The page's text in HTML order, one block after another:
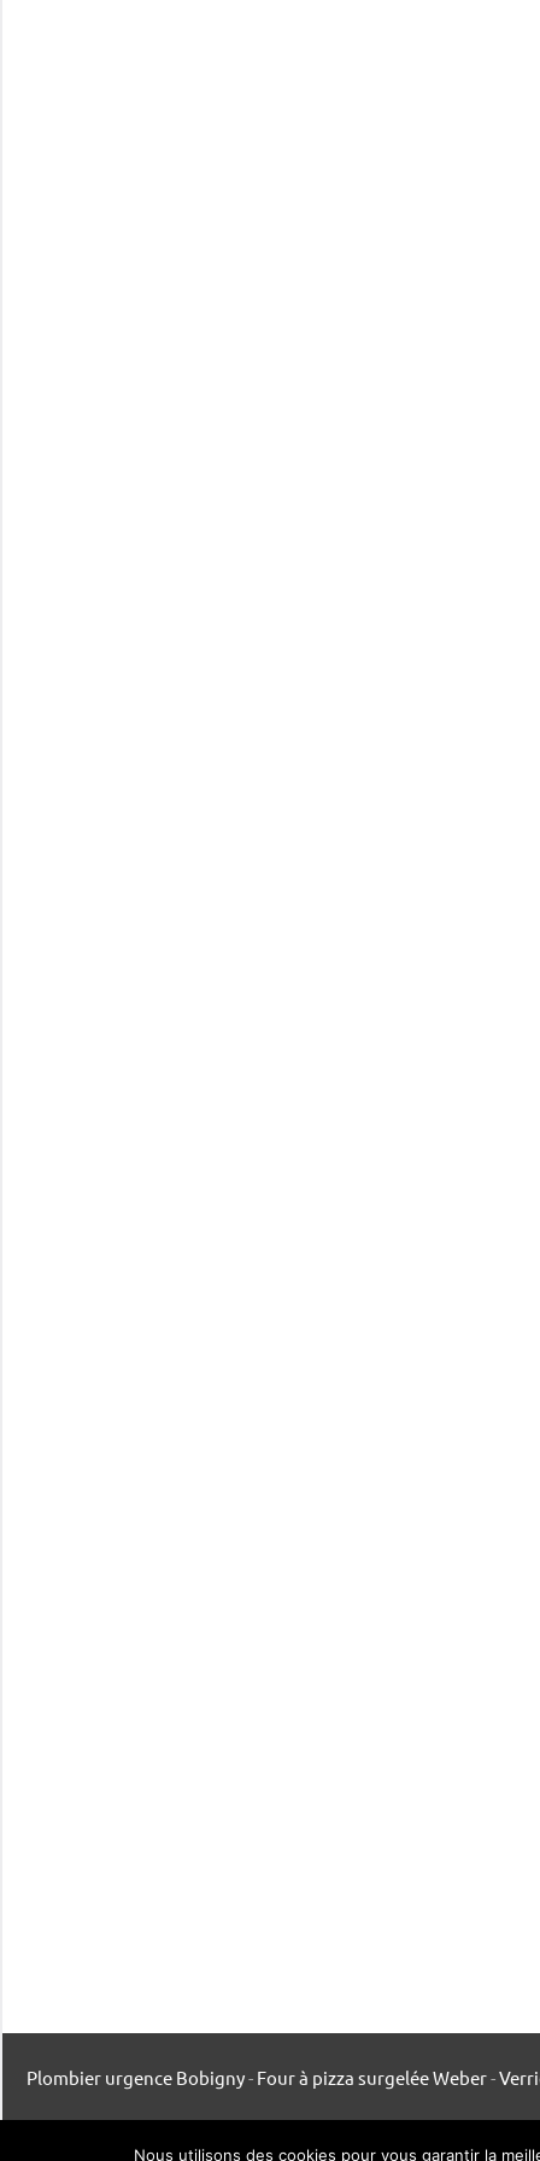
Plombier urgence Bobigny- Four à pizza surgelée Weber-
Nous utilisons des cookies pour vous garantir la